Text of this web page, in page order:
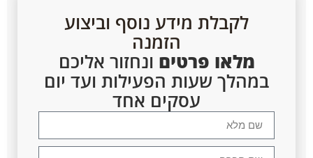
לקבלת מידע נוסף וביצוע
הזמנה
מלאו פרטים ונחזור אליכם
במהלך שעות הפעילות ועד יום
עסקים אחד